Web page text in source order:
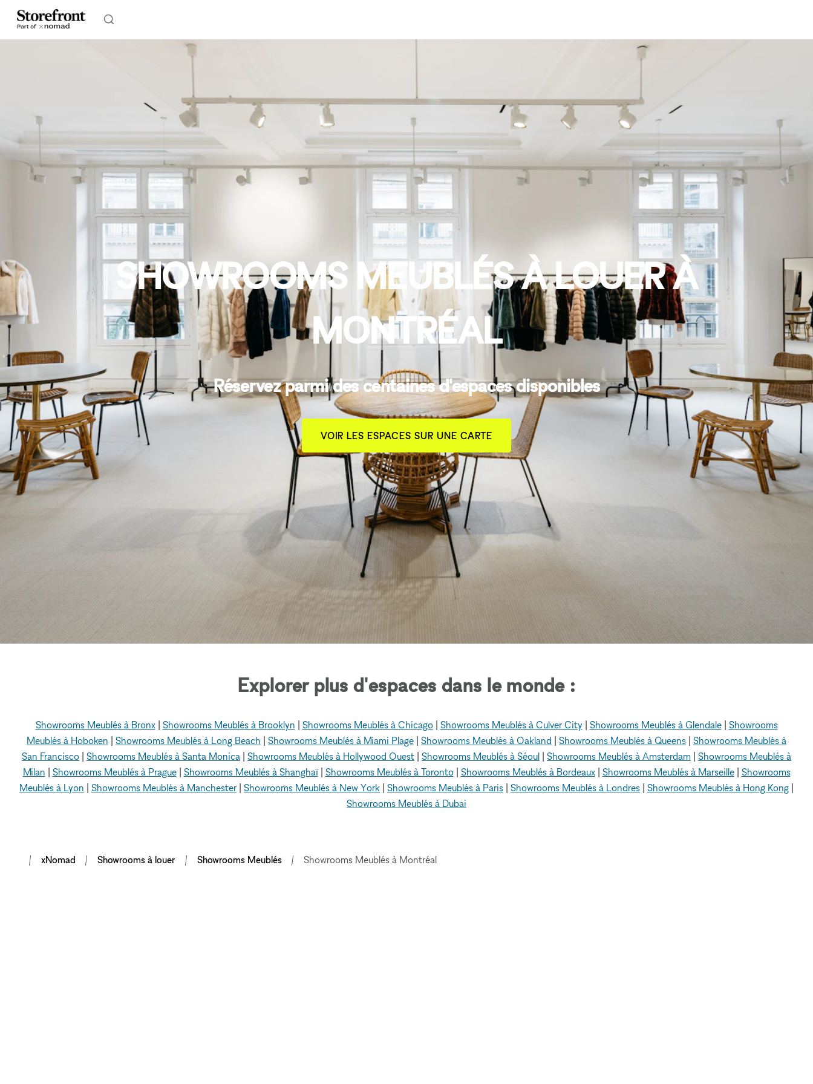
SHOWROOMS MEUBLÉS À LOUER À
MONTRÉAL
Réservez parmi des centaines d'espaces disponibles
VOIR LES ESPACES SUR UNE CARTE
Explorer plus d'espaces dans le monde :
Showrooms Meublés à Bronx| Showrooms Meublés à Brooklyn | Showrooms Meublés à Chicago| Showrooms Meublés à Culver City | Showrooms Meublés à Glendale| Showrooms
Meublés à Hoboken | Showrooms Meublés à Long Beach | Showrooms Meublés à Miami Plage | Showrooms Meublés à Oakland | Showrooms Meublés à Queens | Showrooms Meublés à
San Francisco | Showrooms Meublés à Santa Monica | Showrooms Meublés à Hollywood Ouest | Showrooms Meublés à Séoul | Showrooms Meublés à Amsterdam | Showrooms Meublés à
Milan | Showrooms Meublés à Prague| Showrooms Meublés à Shanghaï| Showrooms Meublés à Toronto| Showrooms Meublés à Bordeaux| Showrooms Meublés à Marseille| Showrooms
Meublés à Lyon | Showrooms Meublés à Manchester | Showrooms Meublés à New York | Showrooms Meublés à Paris | Showrooms Meublés à Londres | Showrooms Meublés à Hong Kong |
Showrooms Meublés à Dubai
xNomad Showrooms à louer Showrooms Meublés Showrooms Meublés à Montréal